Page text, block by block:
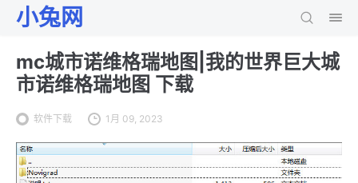
小兔网
mc城市诺维格瑞地图|我的世界巨大城
市诺维格瑞地图 下载
软件下载 1月 09, 2023